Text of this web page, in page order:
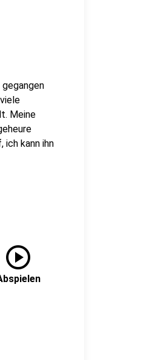
gegangen
Meine
ich kann ihn
play_circle